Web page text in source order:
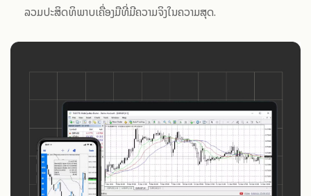
ລວມປະສິດທິພາບເຄື່ອງມືທີ່ມີຄວາມຈິງໃນຄວາມສຸດ.